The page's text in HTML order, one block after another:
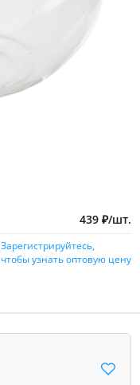
439 ₽/шт.
Зарегистрируйтесь,
чтобы узнать оптовую цену